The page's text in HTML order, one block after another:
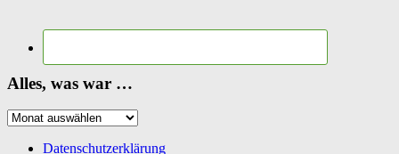
Alles, was war …
Alles,
Datenschutzerklärung